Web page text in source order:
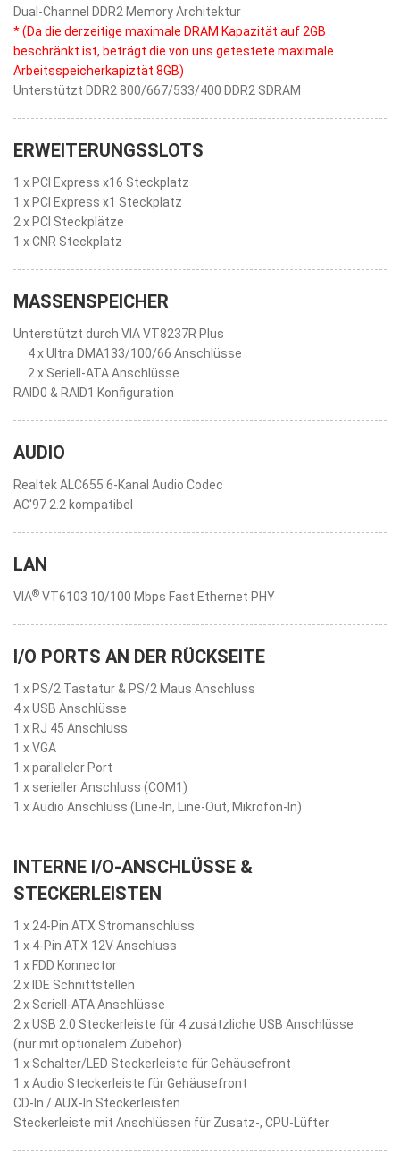
Dual-Channel DDR2 Memory Architektur
* (Da die derzeitige maximale DRAM Kapazität auf 2GB
beschränkt ist, beträgt die von uns getestete maximale
Arbeitsspeicherkapiztät 8GB)
Unterstützt DDR2 800/667/533/400 DDR2 SDRAM
ERWEITERUNGSSLOTS
1 x PCI Express x16 Steckplatz
1 x PCI Express x1 Steckplatz
2 x PCI Steckplätze
1 x CNR Steckplatz
MASSENSPEICHER
Unterstützt durch VIA VT8237R Plus
4 x Ultra DMA133/100/66 Anschlüsse
2 x Seriell-ATA Anschlüsse
RAID0 & RAID1 Konfiguration
AUDIO
Realtek ALC655 6-Kanal Audio Codec
AC'97 2.2 kompatibel
LAN
VIA® VT6103 10/100 Mbps Fast Ethernet PHY
I/O PORTS AN DER RÜCKSEITE
1 x PS/2 Tastatur & PS/2 Maus Anschluss
4 x USB Anschlüsse
1 x RJ 45 Anschluss
1 x VGA
1 x paralleler Port
1 x serieller Anschluss (COM1)
1 x Audio Anschluss (Line-In, Line-Out, Mikrofon-In)
INTERNE I/O-ANSCHLÜSSE &
STECKERLEISTEN
1 x 24-Pin ATX Stromanschluss
1 x 4-Pin ATX 12V Anschluss
1 x FDD Konnector
2 x IDE Schnittstellen
2 x Seriell-ATA Anschlüsse
2 x USB 2.0 Steckerleiste für 4 zusätzliche USB Anschlüsse
(nur mit optionalem Zubehör)
1 x Schalter/LED Steckerleiste für Gehäusefront
1 x Audio Steckerleiste für Gehäusefront
CD-In / AUX-In Steckerleisten
Steckerleiste mit Anschlüssen für Zusatz-, CPU-Lüfter